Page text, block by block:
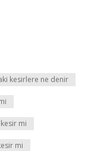
kesirlere ne denir
mi
mi